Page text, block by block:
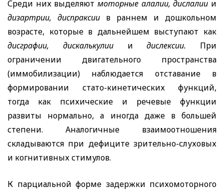
Среди них выделяют моторные алалии, дислалии и
дизартрии, диспраксии в раннем и дошкольном
возрасте, которые в дальнейшем выступают как
дисграфии, дискалькулии идислексии. При
ограничении двигательного пространства
(иммобилизации) наблюдается отставание в
формировании стато-кинетических функций,
тогда как психические и речевые функции
развиты нормально, а иногда даже в большей
степени. Аналогичные взаимоотношения
складываются при дефиците зрительно-слуховых
и когнитивных стимулов.
К парциальной форме задержки психомоторного